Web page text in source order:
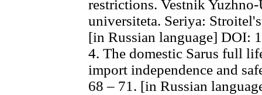
restrictions. Vestnik
universiteta. Seriya:
[in Russian language] DOI:
4. The domestic Sarus full
import independence and
68 – 71. [in Russian